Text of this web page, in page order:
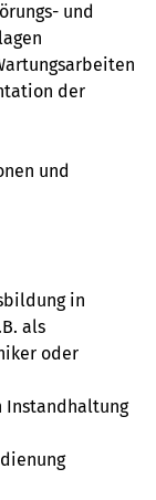
und
der
und
in
als
oder
Instandhaltung